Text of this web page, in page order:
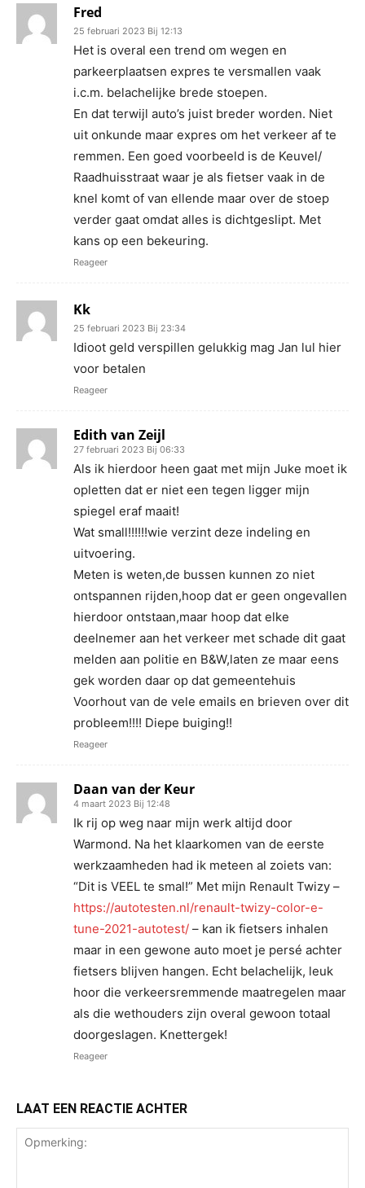
Fred
25 februari 2023 Bij 12:13
Het is overal een trend om wegen en
parkeerplaatsen expres te versmallen vaak
i.c.m. belachelijke brede stoepen.
En dat terwijl auto’s juist breder worden. Niet
uit onkunde maar expres om het verkeer af te
remmen. Een goed voorbeeld is de Keuvel/
Raadhuisstraat waar je als fietser vaak in de
knel komt of van ellende maar over de stoep
verder gaat omdat alles is dichtgeslipt. Met
kans op een bekeuring.
Reageer
Kk
25 februari 2023 Bij 23:34
Idioot geld verspillen gelukkig mag Jan lul hier
voor betalen
Reageer
Edith van Zeijl
27 februari 2023 Bij 06:33
Als ik hierdoor heen gaat met mijn Juke moet ik
opletten dat er niet een tegen ligger mijn
spiegel eraf maait!
Wat small!!!!!!wie verzint deze indeling en
uitvoering.
Meten is weten,de bussen kunnen zo niet
ontspannen rijden,hoop dat er geen ongevallen
hierdoor ontstaan,maar hoop dat elke
deelnemer aan het verkeer met schade dit gaat
melden aan politie en B&W,laten ze maar eens
gek worden daar op dat gemeentehuis
Voorhout van de vele emails en brieven over dit
probleem!!!! Diepe buiging!!
Reageer
Daan van der Keur
4 maart 2023 Bij 12:48
Ik rij op weg naar mijn werk altijd door
Warmond. Na het klaarkomen van de eerste
werkzaamheden had ik meteen al zoiets van:
“Dit is VEEL te smal!” Met mijn Renault Twizy –
https://autotesten.nl/renault-twizy-color-e-
tune-2021-autotest/ – kan ik fietsers inhalen
maar in een gewone auto moet je persé achter
fietsers blijven hangen. Echt belachelijk, leuk
hoor die verkeersremmende maatregelen maar
als die wethouders zijn overal gewoon totaal
doorgeslagen. Knettergek!
Reageer
LAAT EEN REACTIE ACHTER